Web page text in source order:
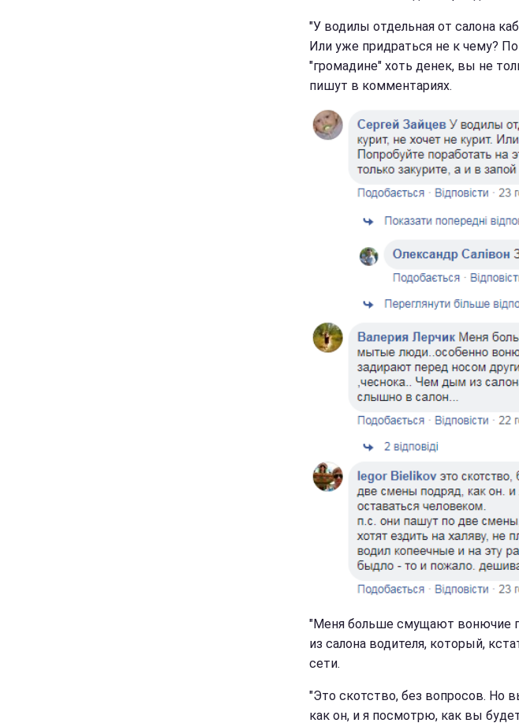
"У водилы отдельная от салона
Или уже придраться не к чему?
"громадине" хоть денек, вы не
пишут в комментариях.
"Меня больше смущают
из салона водителя, который,
сети.
"Это скотство, без вопросов. Но
как он, и я посмотрю, как вы